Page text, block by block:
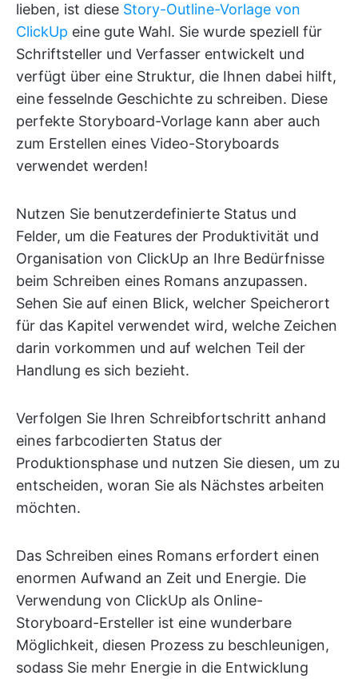
lieben, ist diese Story-Outline-Vorlage von
ClickUp eine gute Wahl. Sie wurde speziell für
Schriftsteller und Verfasser entwickelt und
verfügt über eine Struktur, die Ihnen dabei hilft,
eine fesselnde Geschichte zu schreiben. Diese
perfekte Storyboard-Vorlage kann aber auch
zum Erstellen eines Video-Storyboards
verwendet werden!
Nutzen Sie benutzerdefinierte Status und
Felder, um die Features der Produktivität und
Organisation von ClickUp an Ihre Bedürfnisse
beim Schreiben eines Romans anzupassen.
Sehen Sie auf einen Blick, welcher Speicherort
für das Kapitel verwendet wird, welche Zeichen
darin vorkommen und auf welchen Teil der
Handlung es sich bezieht.
Verfolgen Sie Ihren Schreibfortschritt anhand
eines farbcodierten Status der
Produktionsphase und nutzen Sie diesen, um zu
entscheiden, woran Sie als Nächstes arbeiten
möchten.
Das Schreiben eines Romans erfordert einen
enormen Aufwand an Zeit und Energie. Die
Verwendung von ClickUp als Online-
Storyboard-Ersteller ist eine wunderbare
Möglichkeit, diesen Prozess zu beschleunigen,
sodass Sie mehr Energie in die Entwicklung